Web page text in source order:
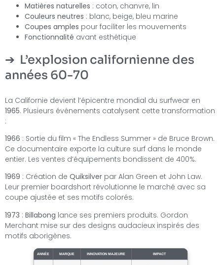
Matières naturelles : coton, chanvre, lin
Couleurs neutres : blanc, beige, bleu marine
Coupes amples pour faciliter les mouvements
Fonctionnalité avant esthétique
L’explosion californienne des
années 60-70
La Californie devient l’épicentre mondial du surfwear en
1965. Plusieurs événements catalysent cette transformation
:
1966 : Sortie du film « The Endless Summer » de Bruce Brown.
Ce documentaire exporte la culture surf dans le monde
entier. Les ventes d’équipements bondissent de 400%.
1969 : Création de Quiksilver par Alan Green et John Law.
Leur premier boardshort révolutionne le marché avec sa
coupe ajustée et ses motifs colorés.
1973 : Billabong lance ses premiers produits. Gordon
Merchant mise sur des designs audacieux inspirés des
motifs aborigènes.
ANNÉE MARQUE INNOVATION MAJEURE IMPACT